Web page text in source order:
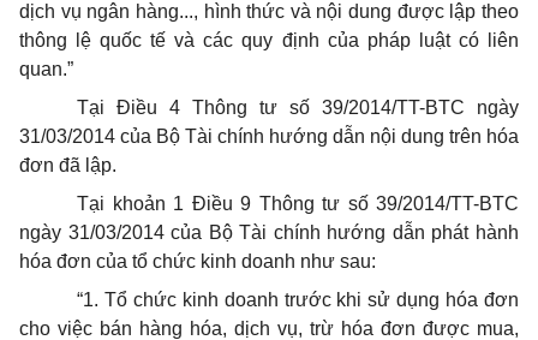
dịch vụ ngân hàng..., hình thức và nội dung được lập theo
thông lệ quốc tế và các quy định của pháp luật có liên
quan.”
Tại Điều 4 Thông tư số 39/2014/TT-BTC ngày
31/03/2014 của Bộ Tài chính hướng dẫn nội dung trên hóa
đơn đã lập.
Tại khoản 1 Điều 9 Thông tư số 39/2014/TT-BTC
ngày 31/03/2014 của Bộ Tài chính hướng dẫn phát hành
hóa đơn của tổ chức kinh doanh như sau:
“1. Tổ chức kinh doanh trước khi sử dụng hóa đơn
cho việc bán hàng hóa, dịch vụ, trừ hóa đơn được mua,